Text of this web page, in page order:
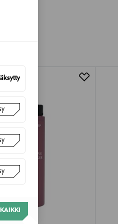
valittuun osoitteeseen.
tuotteen vastaanottamisesta.
tuotteen sinetin tulee olla ehjä.